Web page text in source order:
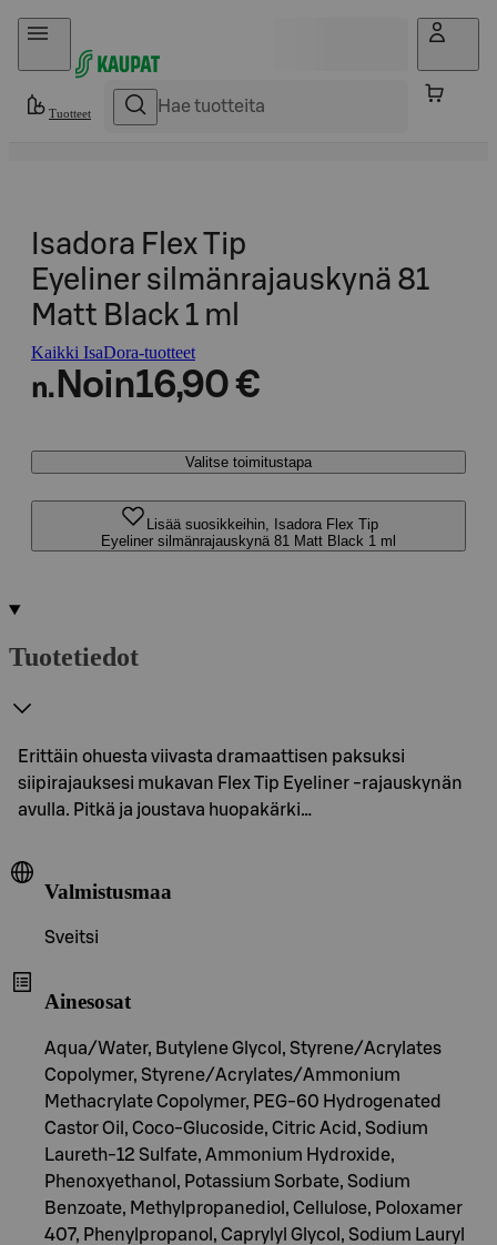
Hyppää sisältöön
Tuotteet
Isadora Flex Tip
Eyeliner silmänrajauskynä 81
Matt Black 1 ml
Kaikki IsaDora-tuotteet
n. Noin16,90 €
Valitse toimitustapa
Lisää suosikkeihin, Isadora Flex Tip
Eyeliner silmänrajauskynä 81 Matt Black 1 ml
Tuotetiedot
Erittäin ohuesta viivasta dramaattisen paksuksi
siipirajauksesi mukavan Flex Tip Eyeliner -rajauskynän
avulla. Pitkä ja joustava huopakärki…
Valmistusmaa
Sveitsi
Ainesosat
Aqua/Water, Butylene Glycol, Styrene/Acrylates
Copolymer, Styrene/Acrylates/Ammonium
Methacrylate Copolymer, PEG-60 Hydrogenated
Castor Oil, Coco-Glucoside, Citric Acid, Sodium
Laureth-12 Sulfate, Ammonium Hydroxide,
Phenoxyethanol, Potassium Sorbate, Sodium
Benzoate, Methylpropanediol, Cellulose, Poloxamer
407, Phenylpropanol, Caprylyl Glycol, Sodium Lauryl